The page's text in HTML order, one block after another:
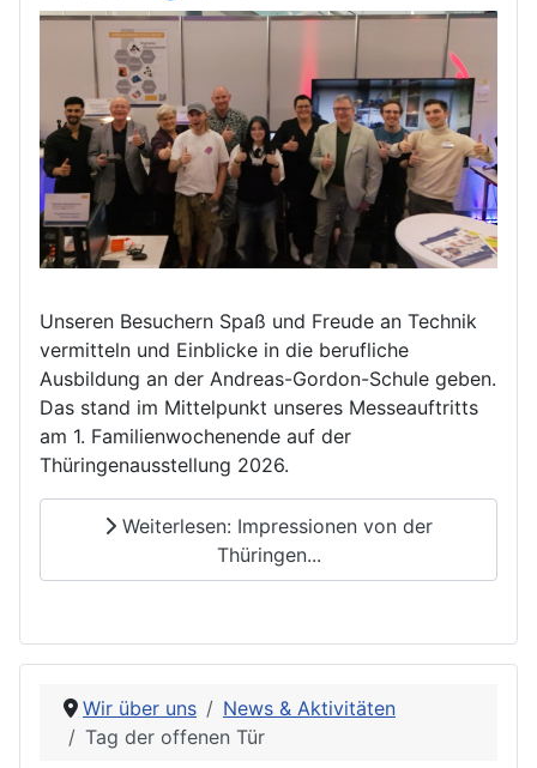
Unseren Besuchern Spaß und Freude an Technik
vermitteln und Einblicke in die berufliche
Ausbildung an der Andreas-Gordon-Schule geben.
Das stand im Mittelpunkt unseres Messeauftritts
am 1. Familienwochenende auf der
Thüringenausstellung 2026.
Weiterlesen: Impressionen von der
Thüringen...
Wir über uns
News & Aktivitäten
Tag der offenen Tür